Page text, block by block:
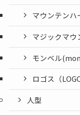
マウンテン
マジックマ
モンベル
ロゴス（
人型